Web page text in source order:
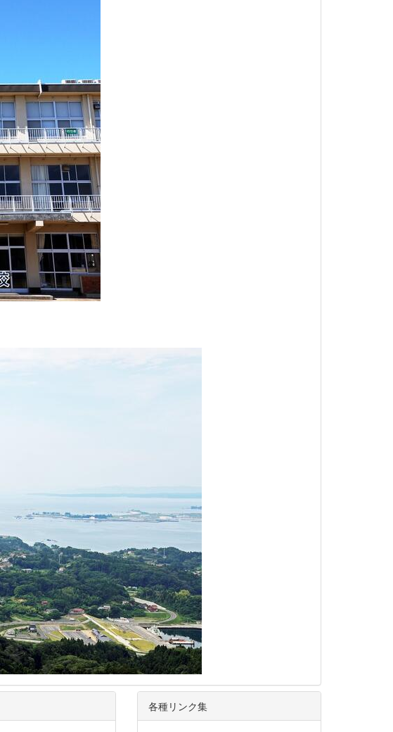
各種リンク集